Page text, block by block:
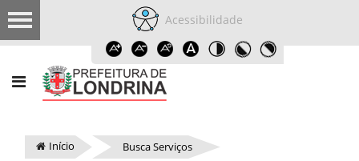
Acessibilidade
Início Busca Serviços